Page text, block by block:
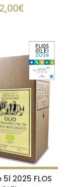
€
2025 FLOS